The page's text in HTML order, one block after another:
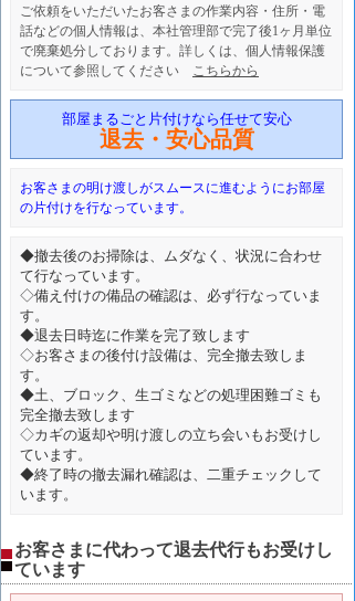
ご依頼をいただいたお客さまの作業内容・住所・電
話などの個人情報は、本社管理部で完了後1ヶ月単位
で廃棄処分しております。詳しくは、個人情報保護
について参照してください こちらから
部屋まるごと片付けなら任せて安心
退去・安心品質
お客さまの明け渡しがスムースに進むようにお部屋
の片付けを行なっています。
◆撤去後のお掃除は、ムダなく、状況に合わせ
て行なっています。
◇備え付けの備品の確認は、必ず行なっていま
す。
◆退去日時迄に作業を完了致します
◇お客さまの後付け設備は、完全撤去致しま
す。
◆土、ブロック、生ゴミなどの処理困難ゴミも
完全撤去致します
◇カギの返却や明け渡しの立ち会いもお受けし
ています。
◆終了時の撤去漏れ確認は、二重チェックして
います。
お客さまに代わって退去代行もお受けし
ています